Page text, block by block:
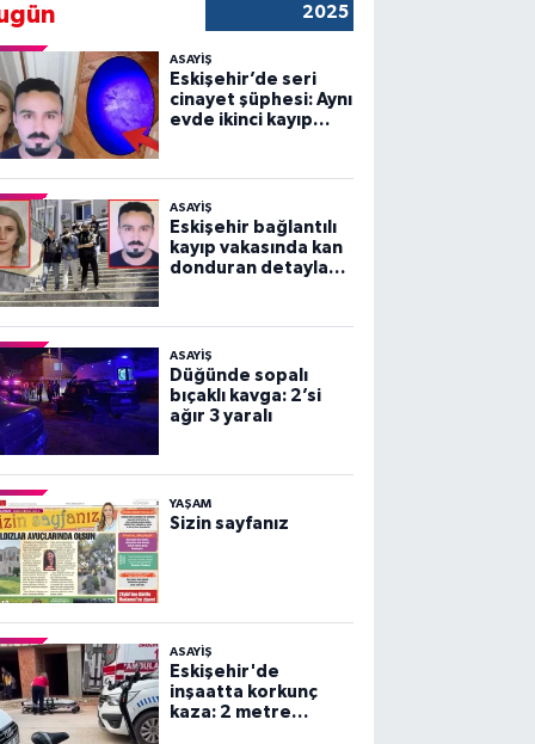
2025
ASAYİŞ
Eskişehir’de seri
cinayet şüphesi: Aynı
evde ikinci kayıp
ASAYİŞ
Eskişehir bağlantılı
kayıp vakasında kan
donduran detaylar
ASAYİŞ
Düğünde sopalı
bıçaklı kavga: 2’si
ağır 3 yaralı
YAŞAM
Sizin sayfanız
ASAYİŞ
Eskişehir'de
inşaatta korkunç
kaza: 2 metre